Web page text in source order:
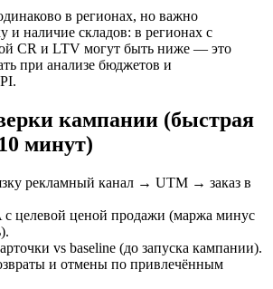
в регионах, но важно
и наличие складов: в регионах с
CR и LTV могут быть ниже — это
при анализе бюджетов и
кампании (быстрая
минут)
рекламный канал → UTM → заказ в
с целевой ценой продажи (маржа минус
vs baseline (до запуска кампании).
и отмены по привлечённым